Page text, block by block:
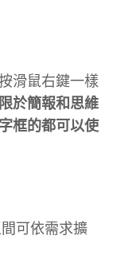
滑鼠右鍵一樣
於簡報和思維
框的都可以使
可依需求擴